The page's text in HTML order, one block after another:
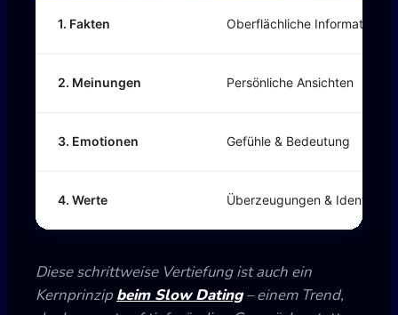
1. Fakten Oberflächliche Informationen
2. Meinungen Persönliche Ansichten
3. Emotionen Gefühle & Bedeutung
4. Werte Überzeugungen & Identität
Diese schrittweise Vertiefung ist auch ein
Kernprinzipbeim Slow Dating – einem Trend,